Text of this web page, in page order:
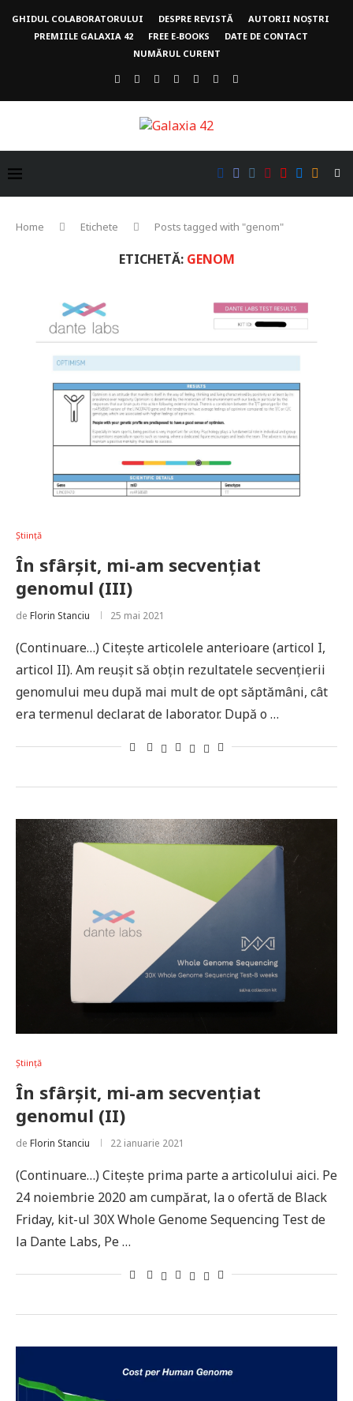
GHIDUL COLABORATORULUI DESPRE REVISTĂ
AUTORII NOȘTRI
PREMIILE GALAXIA 42
FREE E-BOOKS
DATE DE CONTACT
NUMĂRUL CURENT
Home Etichete Posts tagged with "genom"
ETICHETĂ: GENOM
Știință
În sfârșit, mi-am secvențiat
genomul (III)
de Florin Stanciu 25 mai 2021
(Continuare…) Citește articolele anterioare (articol I,
articol II). Am reușit să obțin rezultatele secvențierii
genomului meu după mai mult de opt săptămâni, cât
era termenul declarat de laborator. După o …
Știință
În sfârșit, mi-am secvențiat
genomul (II)
de Florin Stanciu 22 ianuarie 2021
(Continuare…) Citește prima parte a articolului aici. Pe
24 noiembrie 2020 am cumpărat, la o ofertă de Black
Friday, kit-ul 30X Whole Genome Sequencing Test de
la Dante Labs, Pe …